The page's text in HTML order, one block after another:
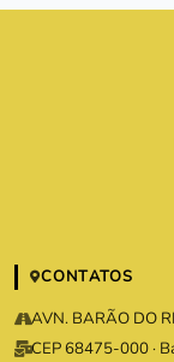
CONTATOS
AVN. BARÃO DO
CEP 68475-000 ·